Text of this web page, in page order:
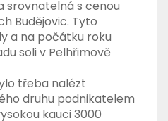
srovnatelná s cenou
Budějovic. Tyto
a na počátku roku
soli v Pelhřimově
třeba nalézt
druhu podnikatelem
kauci 3000